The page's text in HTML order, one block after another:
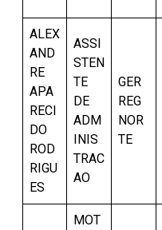
ALEX
AND
RE
APA
RECI
DO
ROD
RIGU
ES
ASSI
STEN
TE
DE
ADM
INIS
TRAC
AO
GER
REG
NOR
TE
MOT